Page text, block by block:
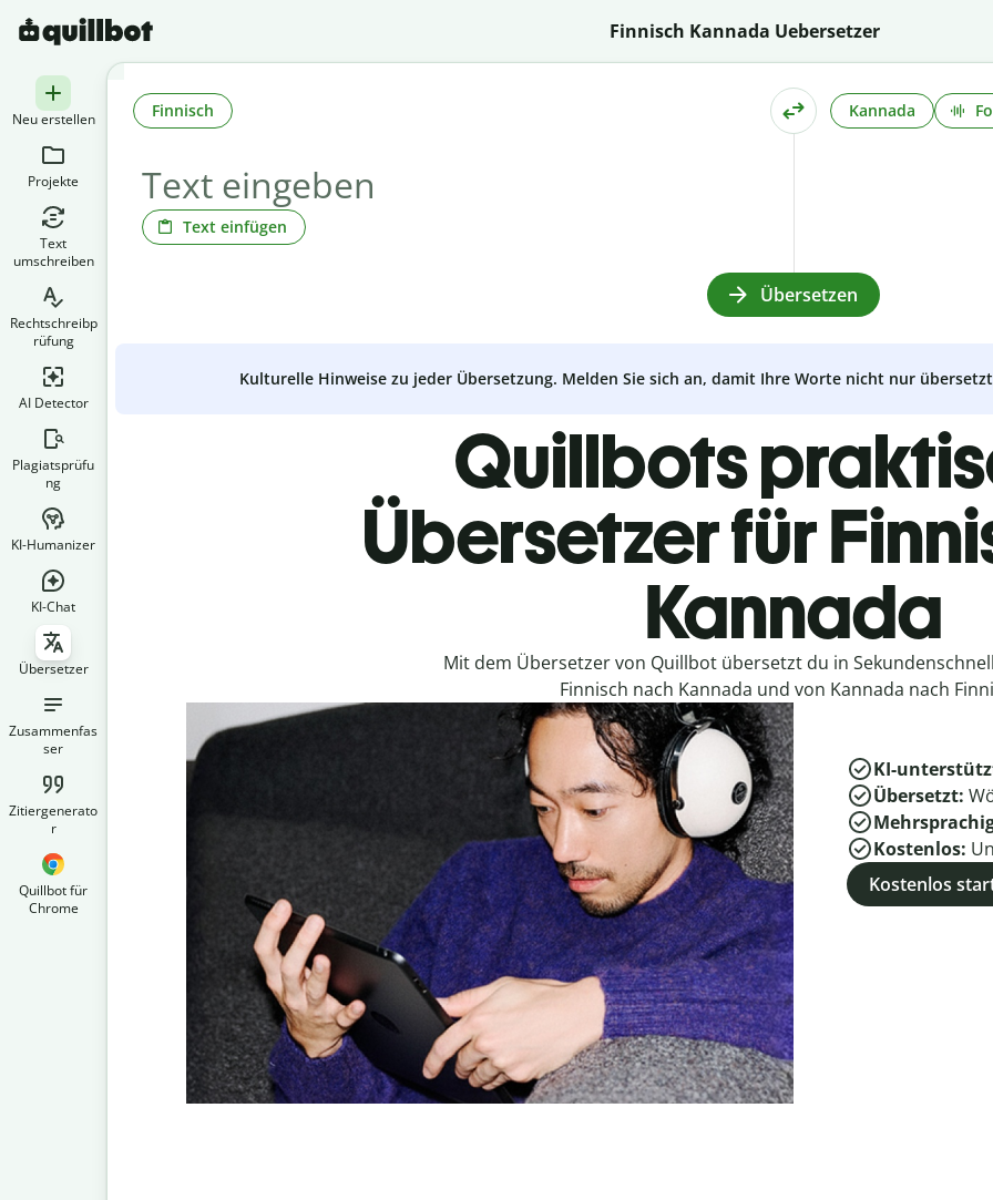
Finnisch Kannada Uebersetzer
Neu erstellen
Projekte
Text
umschreiben
Rechtschreibp
rüfung
AI Detector
Plagiatsprüfu
ng
KI-Humanizer
KI-Chat
Übersetzer
Zusammenfas
ser
Zitiergenerato
r
Quillbot für
Chrome
Text einfügen
Finnisch Kannada
Übersetzen
Kulturelle Hinweise zu jeder Übersetzung. Melden Sie sich an, damit Ihre Worte nicht nur
Quillbots
Übersetzer für
Kannada
Mit dem Übersetzer von Quillbot übersetzt du in
Finnisch nach Kannada und von Kannada nach
KI-
Übersetzt:
Kostenlos:
Kostenlos